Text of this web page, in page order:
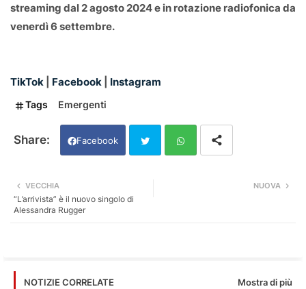
streaming dal 2 agosto 2024 e in rotazione radiofonica da
venerdì 6 settembre.
TikTok Facebook Instagram
Tags Emergenti
Facebook
NUOVA
VECCHIA
“L’arrivista” è il nuovo singolo di
Alessandra Rugger
NOTIZIE CORRELATE Mostra di più